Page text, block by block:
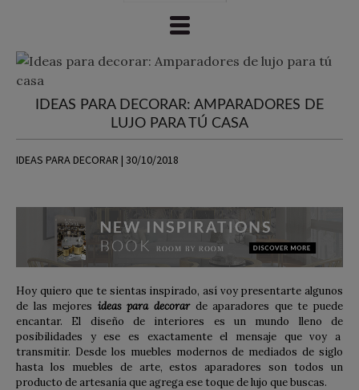
IDEAS PARA DECORAR: AMPARADORES DE
LUJO PARA TÚ CASA
IDEAS PARA DECORAR | 30/10/2018
Hoy quiero que te sientas inspirado, así voy presentarte algunos
de las mejores ideas para decorarde aparadores que te puede
encantar. El diseño de interiores es un mundo lleno de
posibilidades y ese es exactamente el mensaje que voy a
transmitir. Desde los muebles modernos de mediados de siglo
hasta los muebles de arte, estos aparadores son todos un
producto de artesanía que agrega ese toque de lujo que buscas.